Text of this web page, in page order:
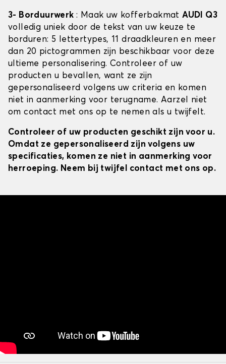
3- Borduurwerk : Maak uw kofferbakmatAUDI Q3
volledig uniek door de tekst van uw keuze te
borduren: 5 lettertypes, 11 draadkleuren en meer
dan 20 pictogrammen zijn beschikbaar voor deze
ultieme personalisering. Controleer of uw
producten u bevallen, want ze zijn
gepersonaliseerd volgens uw criteria en komen
niet in aanmerking voor terugname. Aarzel niet
om contact met ons op te nemen als u twijfelt.
Controleer of uw producten geschikt zijn voor u.
Omdat ze gepersonaliseerd zijn volgens uw
specificaties, komen ze niet in aanmerking voor
herroeping. Neem bij twijfel contact met ons op.